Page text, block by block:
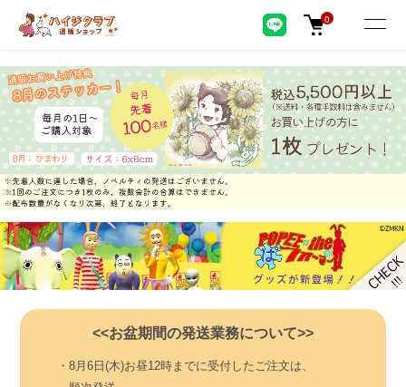
0
<<お盆期間の発送業務について>>
・8月6日(木)お昼12時までに受付したご注文は、